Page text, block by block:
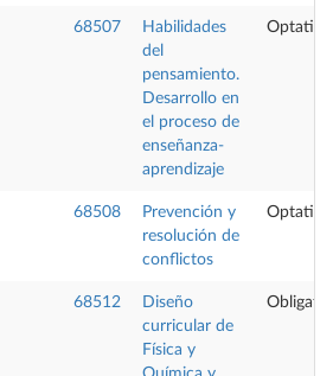
68507
Habilidades
del
pensamiento.
Desarrollo en
el proceso de
enseñanza-
aprendizaje
Optativa
68508
Prevención y
resolución de
conflictos
Optativa
68512
Diseño
curricular de
Física y